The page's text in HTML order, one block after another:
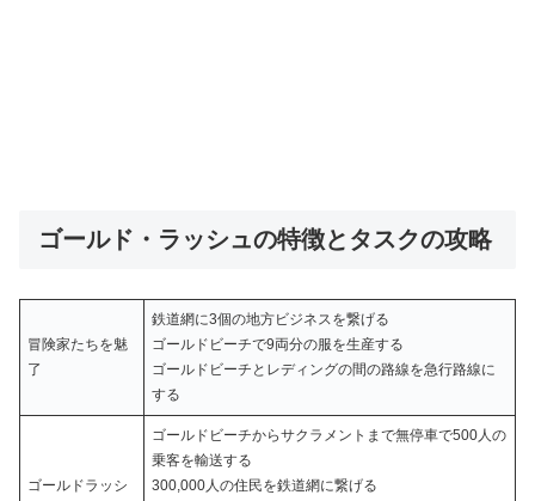
ゴールド・ラッシュの特徴とタスクの攻略
冒険家たちを魅
了
鉄道網に3個の地方ビジネスを繋げる
ゴールドビーチで9両分の服を生産する
ゴールドビーチとレディングの間の路線を急行路線に
する
ゴールドラッシ
ゴールドビーチからサクラメントまで無停車で500人の
乗客を輸送する
300,000人の住民を鉄道網に繋げる